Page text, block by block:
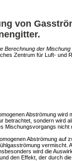
von
Berechnung der
Zentrum für Luft- und
Abströmung
betrachtet, sondern
Abströmung
wird die
den Effekt, der durch